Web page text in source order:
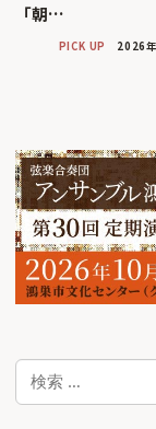
「朝…
PICK UP 2026
検